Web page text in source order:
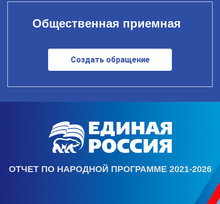
Общественная приемная
Создать обращение
ОТЧЕТ ПО НАРОДНОЙ ПРОГРАММЕ 2021-2026